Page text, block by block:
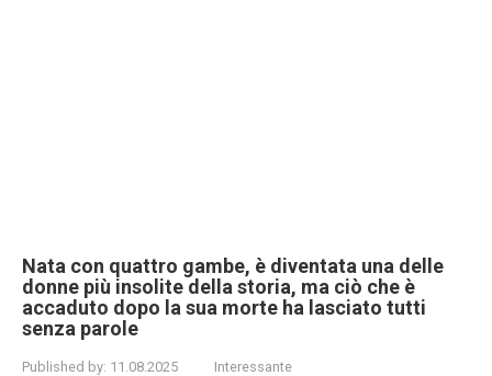
Nata con quattro gambe, è diventata una delle
donne più insolite della storia, ma ciò che è
accaduto dopo la sua morte ha lasciato tutti
senza parole
Published by: 11.08.2025 Interessante